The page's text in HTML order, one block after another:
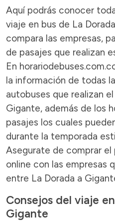
Aquí podrás conocer
viaje en bus de La
compara las empresas,
de pasajes que realizan
En
la información de todas
autobuses que realizan
Gigante, además de los
pasajes los cuales
durante la temporada
Asegurate de comprar
online con las empresas
entre La Dorada a
Consejos del viaje
Gigante